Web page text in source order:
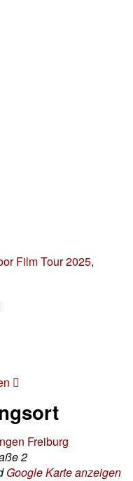
Film Tour 2025,
Freiburg
2
Google Karte anzeigen